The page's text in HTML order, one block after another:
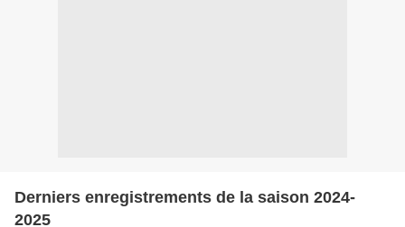
Derniers enregistrements de la saison 2024-
2025